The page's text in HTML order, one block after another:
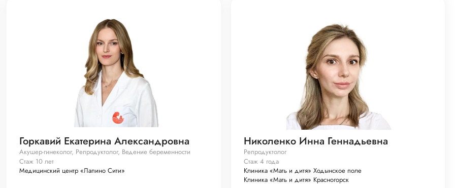
Горкавий Екатерина Александровна
Акушер-гинеколог, Репродуктолог, Ведение беременности
Стаж 10 лет
Медицинский центр «Лапино Сити»
Николенко Инна Геннадьевна
Репродуктолог
Стаж 4 года
Клиника «Мать и дитя» Ходынское поле
Клиника «Мать и дитя» Красногорск